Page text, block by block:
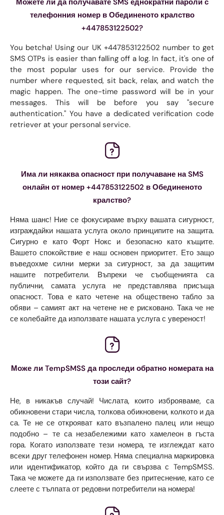
телефонния номер в Обединеното кралство
+447853122502?
You betcha! Using our UK +447853122502 number to get
SMS OTPs is easier than falling off a log. In fact, it's one of
the most popular uses for our service. Provide the
number where requested, sit back, relax, and watch the
magic happen. The one-time password will be in your
messages. This will be before you say "secure
authentication." You have a dedicated verification code
retriever at your personal service.
Има ли някаква опасност при получаване на SMS
онлайн от номер +447853122502 в Обединеното
кралство?
Няма шанс! Ние се фокусираме върху вашата сигурност,
изграждайки нашата услуга около принципите на защита.
Сигурно е като Форт Нокс и безопасно като къщите.
Вашето спокойствие е наш основен приоритет. Ето защо
въведохме силни мерки за сигурност, за да защитим
нашите потребители. Въпреки че съобщенията са
публични, самата услуга не представлява присъща
опасност. Това е като четене на обществено табло за
обяви – самият акт на четене не е рисковано. Така че не
се колебайте да използвате нашата услуга с увереност!
Може ли TempSMSS да проследи обратно номерата на
този сайт?
Не, в никакъв случай! Числата, които изброяваме, са
обикновени стари числа, толкова обикновени, колкото и да
са. Те не се открояват като възпалено палец или нещо
подобно – те са незабележими като хамелеон в гъста
гора. Когато използвате тези номера, те изглеждат като
всеки друг телефонен номер. Няма специална маркировка
или идентификатор, който да ги свързва с TempSMSS.
Така че можете да ги използвате без притеснение, като се
слеете с тълпата от редовни потребители на номера!